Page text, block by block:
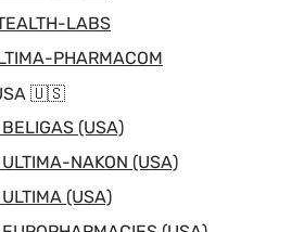
LABS
PHARMACOM
🇺🇸
(USA)
NAKON (USA)
(USA)